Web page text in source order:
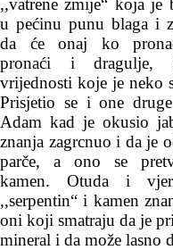
u pećinu punu blaga i
da će onaj ko
pronaći i dragulje,
vrijednosti koje je neko
Prisjetio se i one
Adam kad je okusio
znanja zagrcnuo i da je
parče, a ono se
kamen. Otuda i
,,serpentin“ i kamen
oni koji smatraju da je
mineral i da može lasno